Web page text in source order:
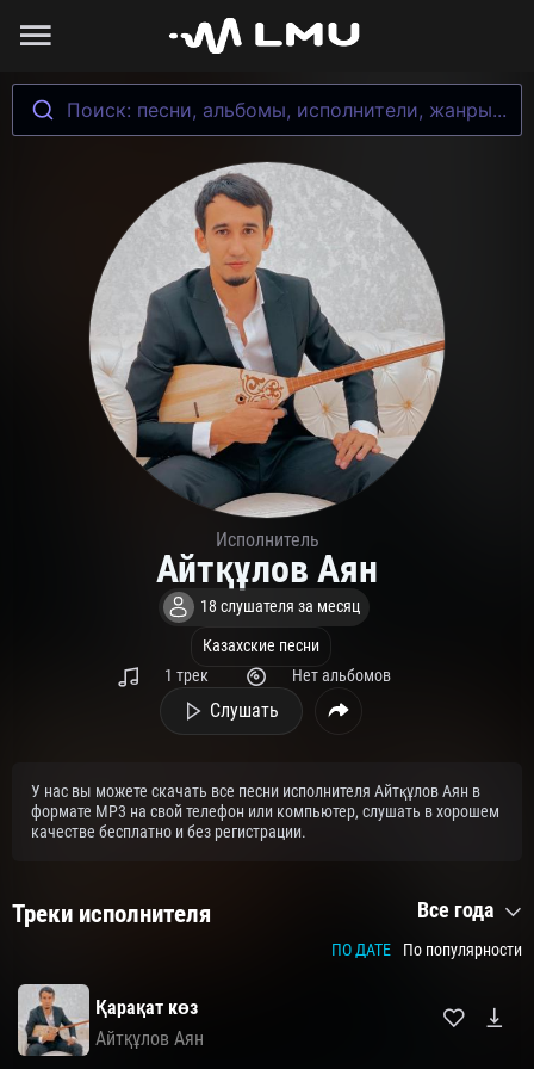
Поиск: песни, альбомы, исполнители, жанры...
Исполнитель
Айтқұлов Аян
18 слушателя за месяц
Казахские песни
1 трек
Нет альбомов
Слушать
У нас вы можете скачать все песни исполнителя Айтқұлов Аян в
формате MP3 на свой телефон или компьютер, слушать в хорошем
качестве бесплатно и без регистрации.
Треки исполнителя Все года
ПО ДАТЕ По популярности
Қарақат көз
Айтқұлов Аян